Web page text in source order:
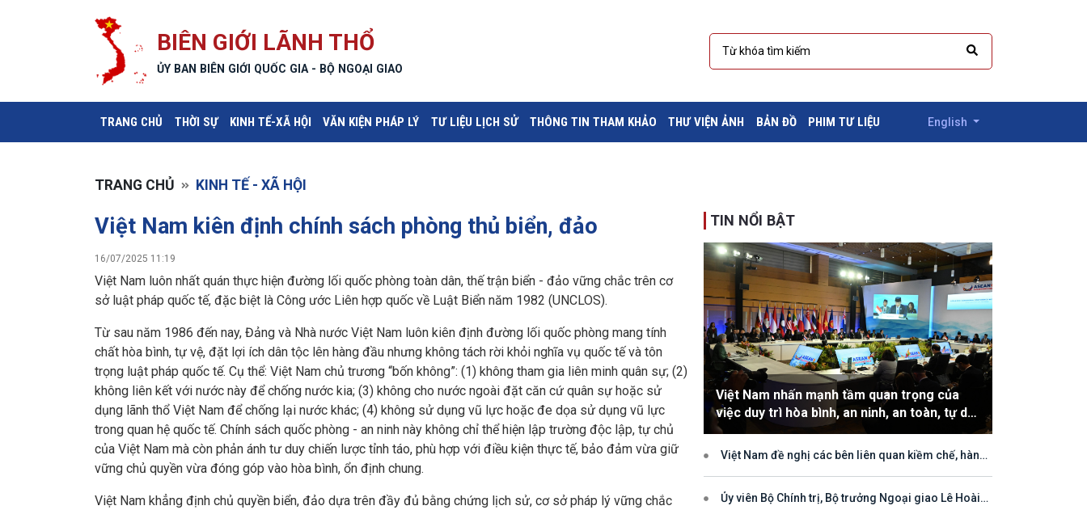
BIÊN GIỚI LÃNH THỔ
ỦY BAN BIÊN GIỚI QUỐC GIA - BỘ NGOẠI GIAO
TRANG CHỦ (CURRENT)
THỜI SỰ KINH TẾ-XÃ HỘI VĂN KIỆN PHÁP LÝ TƯ LIỆU LỊCH SỬ THÔNG TIN THAM KHẢO THƯ VIỆN ẢNH BẢN ĐỒ PHIM TƯ LIỆU English
TRANG CHỦ KINH TẾ - XÃ HỘI
Việt Nam kiên định chính sách phòng thủ biển, đảo
16/07/2025 11:19
Việt Nam luôn nhất quán thực hiện đường lối quốc phòng toàn dân, thế trận biển - đảo vững chắc trên cơ
sở luật pháp quốc tế, đặc biệt là Công ước Liên hợp quốc về Luật Biển năm 1982 (UNCLOS).
Từ sau năm 1986 đến nay, Đảng và Nhà nước Việt Nam luôn kiên định đường lối quốc phòng mang tính
chất hòa bình, tự vệ, đặt lợi ích dân tộc lên hàng đầu nhưng không tách rời khỏi nghĩa vụ quốc tế và tôn
trọng luật pháp quốc tế. Cụ thể: Việt Nam chủ trương “bốn không”: (1) không tham gia liên minh quân sự; (2)
không liên kết với nước này để chống nước kia; (3) không cho nước ngoài đặt căn cứ quân sự hoặc sử
dụng lãnh thổ Việt Nam để chống lại nước khác; (4) không sử dụng vũ lực hoặc đe dọa sử dụng vũ lực
trong quan hệ quốc tế. Chính sách quốc phòng - an ninh này không chỉ thể hiện lập trường độc lập, tự chủ
của Việt Nam mà còn phản ánh tư duy chiến lược tỉnh táo, phù hợp với điều kiện thực tế, bảo đảm vừa giữ
vững chủ quyền vừa đóng góp vào hòa bình, ổn định chung.
Việt Nam khẳng định chủ quyền biển, đảo dựa trên đầy đủ bằng chứng lịch sử, cơ sở pháp lý vững chắc
TIN NỔI BẬT
Việt Nam nhấn mạnh tầm quan trọng của
việc duy trì hòa bình, an ninh, an toàn, tự do
hàng hải và hàng không
Việt Nam đề nghị các bên liên quan kiềm chế, hành
quyền và quyền tài phán đối với vùng đặc quyền kinh tế
và thềm lục địa của quốc gia ven biển
Ủy viên Bộ Chính trị, Bộ trưởng Ngoại giao Lê Hoài